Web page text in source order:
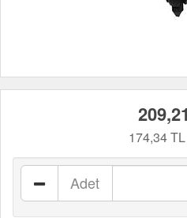
174,34
Adet